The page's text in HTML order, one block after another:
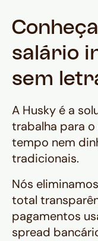
salário
sem
A Husky é a
trabalha para
tempo nem
tradicionais.
Nós
total
pagamentos
spread